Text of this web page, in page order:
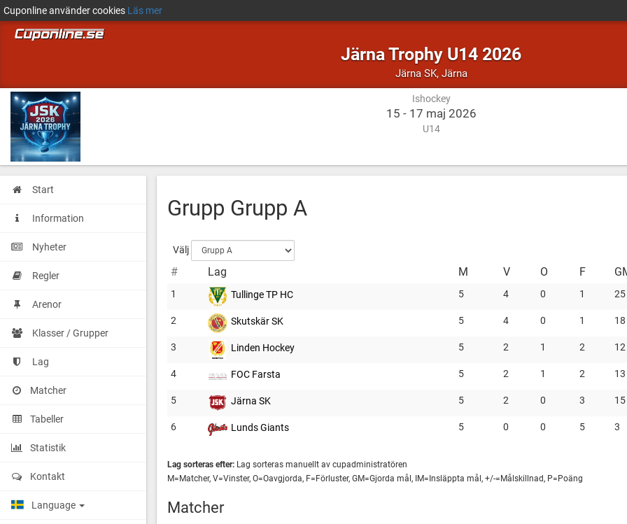
Cuponline använder cookies Läs mer
Järna Trophy U14 2026
Järna SK, Ishockey
JärnaJärna
Ishockey
15 - 17 maj 2026
U14
Start
Information
Nyheter
Regler
Arenor
Klasser / Grupper
Lag
Matcher
Tabeller
Statistik
Kontakt
Language
Grupp Grupp A
Välj
# Lag M V O F
1 Tullinge TP HC 5 4 0 1 25
2 Skutskär SK 5 4 0 1 18
3 Linden Hockey 5 2 1 2 12
4 FOC Farsta 5 2 1 2 13
5 Järna SK 5 2 0 3 15
6 Lunds Giants 5 0 0 5 3
Lag sorteras efter: Lag sorteras manuellt av cupadministratören
M=Matcher, V=Vinster, O=Oavgjorda, F=Förluster, GM=Gjorda mål, IM=Insläppta mål, +/-=Målskillnad, P=Poäng
Matcher